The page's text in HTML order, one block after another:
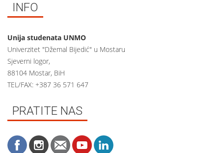
INFO
Unija studenata UNMO
Univerzitet "Džemal Bijedić" u Mostaru
Sjeverni logor,
88104 Mostar, BiH
TEL/FAX: +387 36 571 647
PRATITE NAS